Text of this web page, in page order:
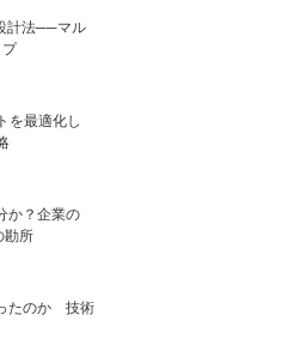
計法──マル
を最適化し
か？企業の
勘所
たのか 技術